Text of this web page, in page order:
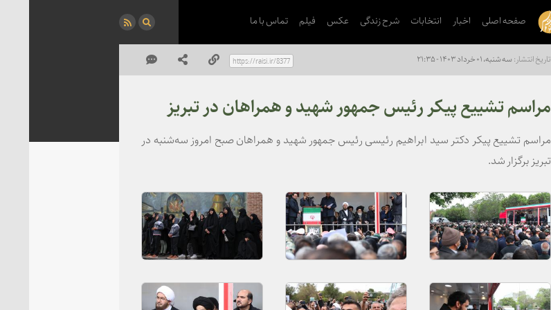
صفحه اصلی اخبار انتخابات شرح زندگی عکس فیلم تماس با ما
سه شنبه، ۰۱ خرداد ۱۴۰۳ - ۲۱:۳۵
مراسم تشییع پیکر رئیس جمهور شهید و همراهان در تبریز
مراسم تشییع پیکر دکتر سید ابراهیم رئیسی رئیس جمهور شهید و همراهان صبح امروز سه‌شنبه در
تبریز برگزار شد.